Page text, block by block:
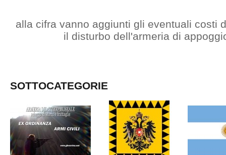
alla cifra vanno aggiunti gli eventuali costi
il disturbo dell'armeria di
SOTTOCATEGORIE